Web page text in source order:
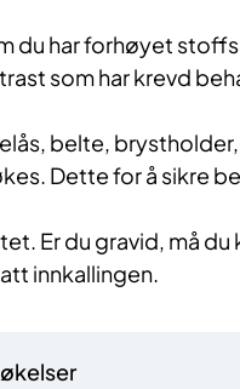
du har forhøyet
som har krevd
belte,
Dette for å sikre
Er du gravid, må
innkallingen.